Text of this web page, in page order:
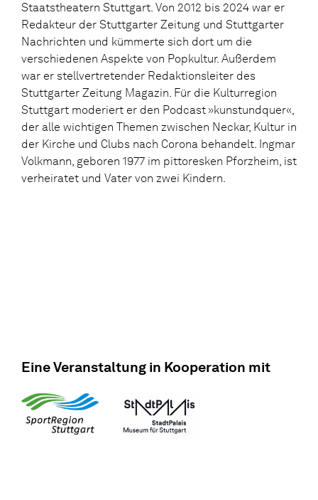
Staatstheatern Stuttgart. Von 2012 bis 2024 war er
Redakteur der Stuttgarter Zeitung und Stuttgarter
Nachrichten und kümmerte sich dort um die
verschiedenen Aspekte von Popkultur. Außerdem
war er stellvertretender Redaktionsleiter des
Stuttgarter Zeitung Magazin. Für die Kulturregion
Stuttgart moderiert er den Podcast »kunstundquer«,
der alle wichtigen Themen zwischen Neckar, Kultur in
der Kirche und Clubs nach Corona behandelt. Ingmar
Volkmann, geboren 1977 im pittoresken Pforzheim, ist
verheiratet und Vater von zwei Kindern.
Eine Veranstaltung in Kooperation mit